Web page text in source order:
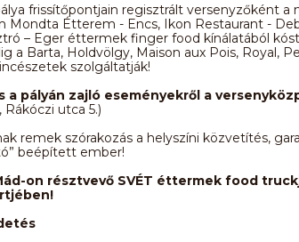
frissítőpontjain regisztrált versenyzőként a
Mondta Étterem - Encs, Ikon Restaurant -
– Eger éttermek finger food kínálatából
a Barta, Holdvölgy, Maison aux Pois, Royal,
szolgáltatják!
a pályán zajló eseményekről a
utca 5.)
remek szórakozás a helyszíni közvetítés,
beépített ember!
on résztvevő SVÉT éttermek food